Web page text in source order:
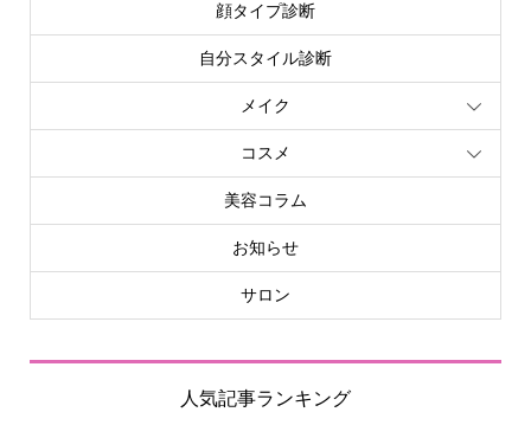
顔タイプ診断
自分スタイル診断
メイク
コスメ
美容コラム
お知らせ
サロン
人気記事ランキング